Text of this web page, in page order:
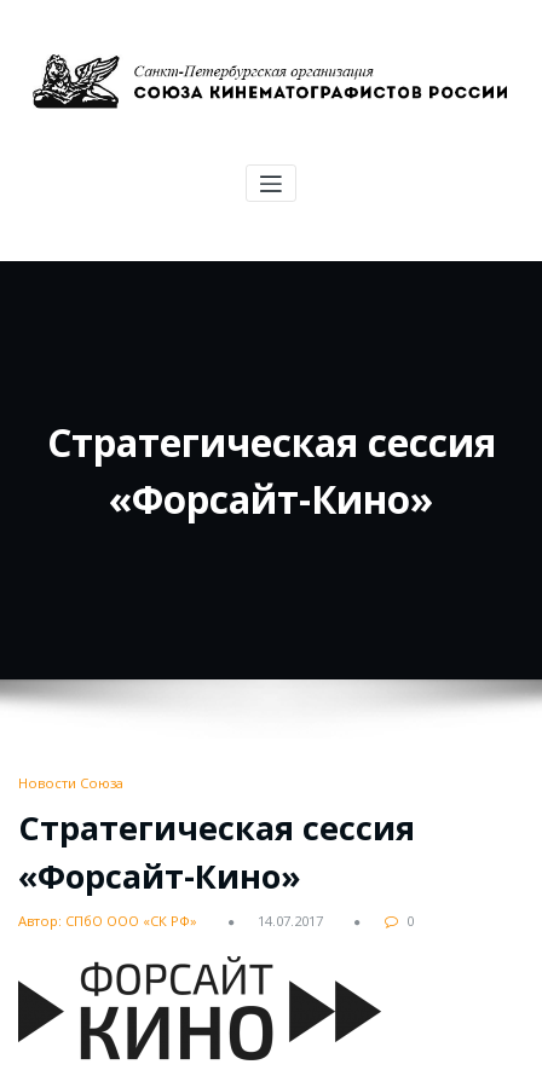
содержимому
Союз кинематографистов Санкт-
Петербурга
Стратегическая сессия
«Форсайт-Кино»
Новости Союза
Стратегическая сессия
«Форсайт-Кино»
Автор: СПбО ООО «СК РФ» 14.07.2017 0